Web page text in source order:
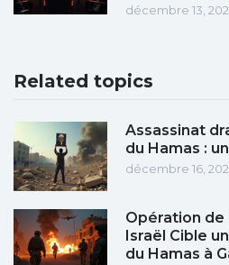
décembre 13,
Related topics
Assassinat
du Hamas :
décembre 16,
Opération de
Israël Cible
du Hamas à